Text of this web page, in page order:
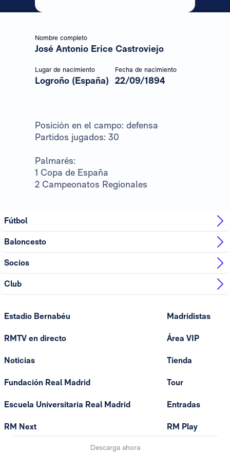
Nombre completo
José Antonio Erice Castroviejo
Lugar de nacimiento
Logroño (España)
Fecha de nacimiento
22/09/1894
Posición en el campo: defensa
Partidos jugados: 30
Palmarés:
1 Copa de España
2 Campeonatos Regionales
Fútbol
Baloncesto
Socios
Club
Estadio Bernabéu
RMTV en directo
Noticias
Fundación Real Madrid
Escuela Universitaria Real Madrid
RM Next
Madridistas
Área VIP
Tienda
Tour
Entradas
RM Play
Descarga ahora